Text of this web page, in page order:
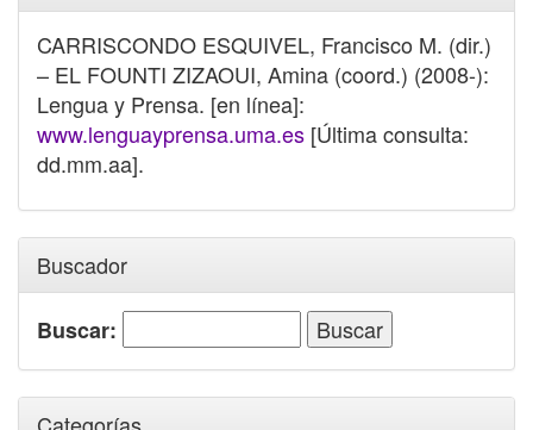
CARRISCONDO ESQUIVEL, Francisco M. (dir.)
– EL FOUNTI ZIZAOUI, Amina (coord.) (2008-):
Lengua y Prensa. [en línea]:
www.lenguayprensa.uma.es [Última consulta:
dd.mm.aa].
Buscador
Buscar: